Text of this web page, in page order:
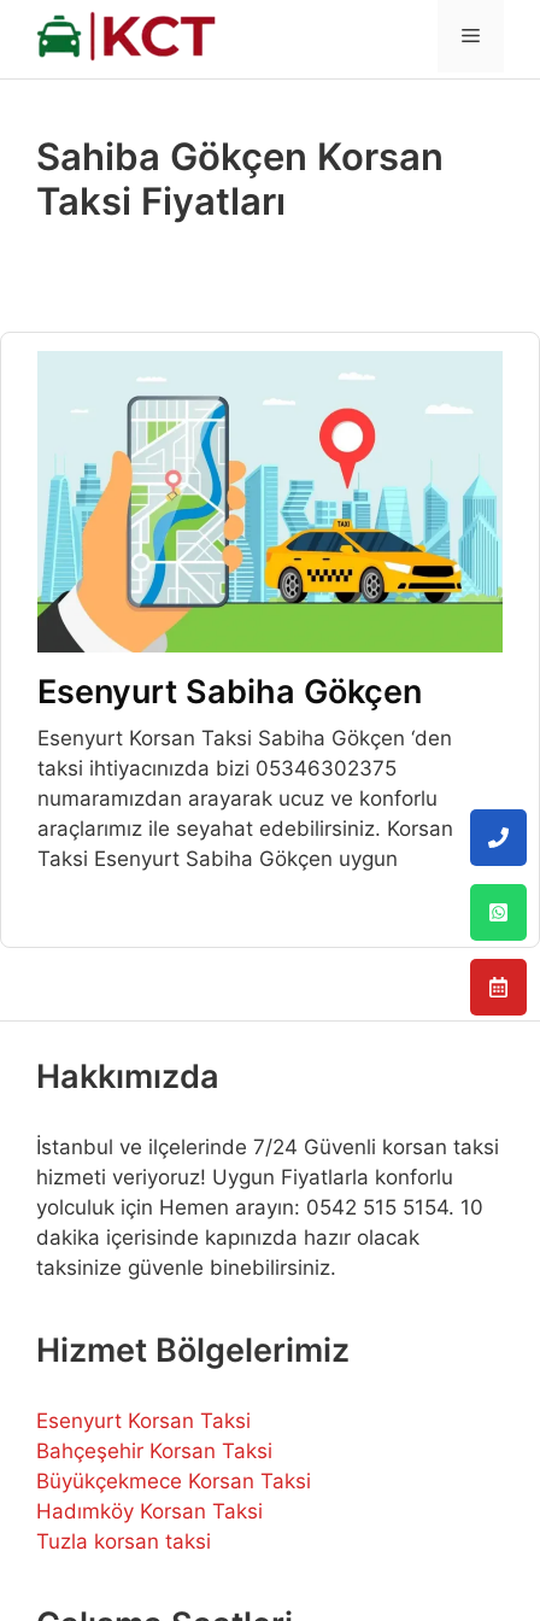
İçeriğe
MENÜ
Sahiba Gökçen Korsan
Taksi Fiyatları
Esenyurt Sabiha Gökçen
Esenyurt Korsan Taksi Sabiha Gökçen ‘den
taksi ihtiyacınızda bizi 05346302375
numaramızdan arayarak ucuz ve konforlu
araçlarımız ile seyahat edebilirsiniz. Korsan
Taksi Esenyurt Sabiha Gökçen uygun
Hakkımızda
İstanbul ve ilçelerinde 7/24 Güvenli korsan taksi
hizmeti veriyoruz! Uygun Fiyatlarla konforlu
yolculuk için Hemen arayın: 0542 515 5154. 10
dakika içerisinde kapınızda hazır olacak
taksinize güvenle binebilirsiniz.
Hizmet Bölgelerimiz
Esenyurt Korsan Taksi
Bahçeşehir Korsan Taksi
Büyükçekmece Korsan Taksi
Hadımköy Korsan Taksi
Tuzla korsan taksi